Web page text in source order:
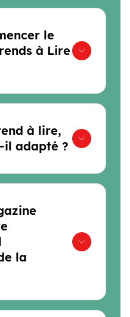
le
à Lire
à lire,
il adapté ?
la